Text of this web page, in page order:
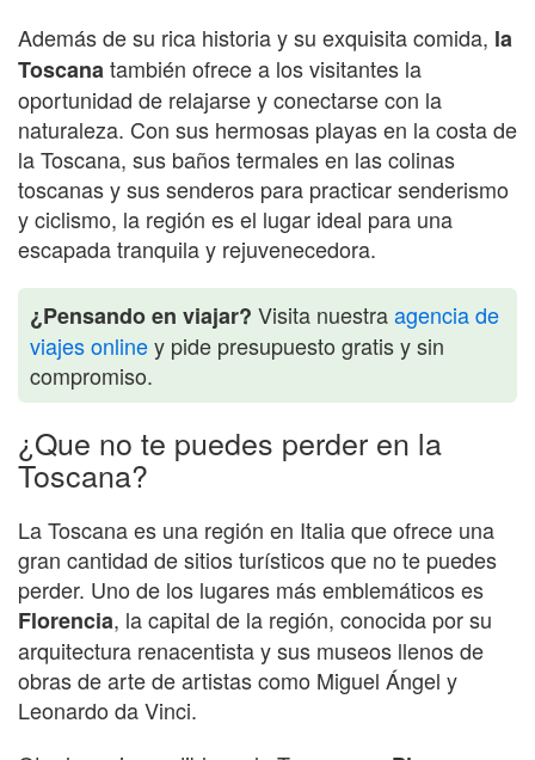
Además de su rica historia y su exquisita comida, la
Toscanatambién ofrece a los visitantes la
oportunidad de relajarse y conectarse con la
naturaleza. Con sus hermosas playas en la costa de
la Toscana, sus baños termales en las colinas
toscanas y sus senderos para practicar senderismo
y ciclismo, la región es el lugar ideal para una
escapada tranquila y rejuvenecedora.
¿Pensando en viajar? Visita nuestraagencia de
viajes onliney pide presupuesto gratis y sin
compromiso.
¿Que no te puedes perder en la
Toscana?
La Toscana es una región en Italia que ofrece una
gran cantidad de sitios turísticos que no te puedes
perder. Uno de los lugares más emblemáticos es
Florencia, la capital de la región, conocida por su
arquitectura renacentista y sus museos llenos de
obras de arte de artistas como Miguel Ángel y
Leonardo da Vinci.